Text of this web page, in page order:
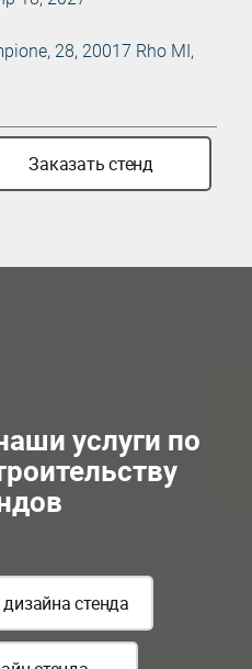
28, 20017 Rho MI,
Заказать стенд
услуги по
стенда